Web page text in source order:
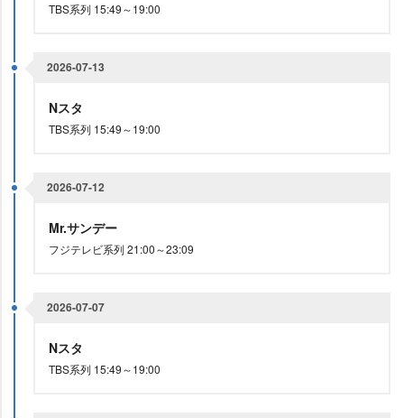
TBS系列 15:49～19:00
2026-07-13
Nスタ
TBS系列 15:49～19:00
2026-07-12
Mr.サンデー
フジテレビ系列 21:00～23:09
2026-07-07
Nスタ
TBS系列 15:49～19:00